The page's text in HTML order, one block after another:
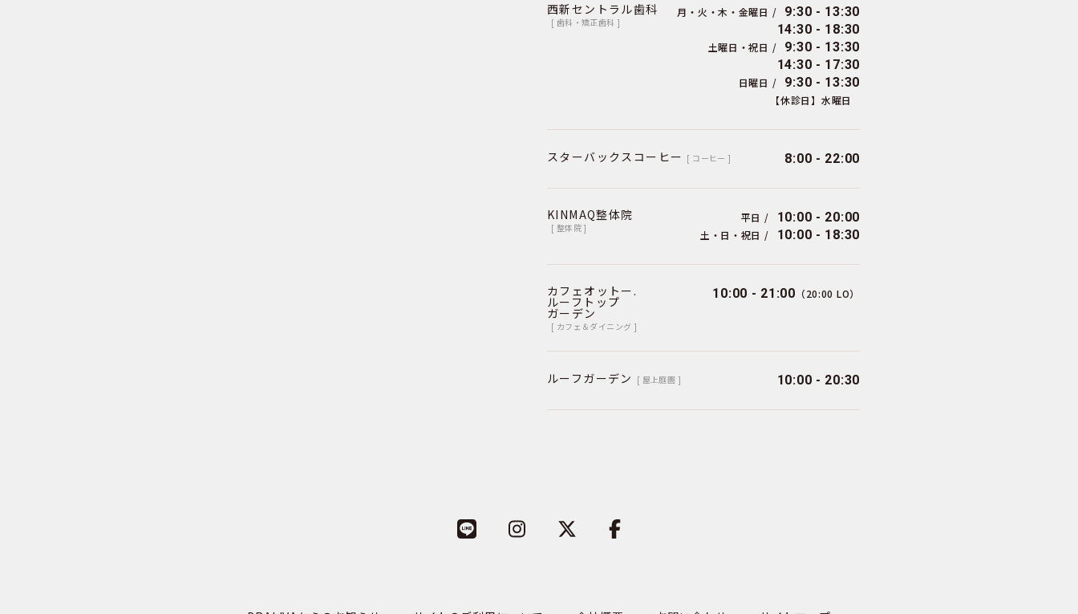
西新セントラル歯科
[ 歯科・矯正歯科 ]
月・火・木・金曜日 /
9:30 - 13:30
14:30 - 18:30
土曜日・祝日 /
9:30 - 13:30
14:30 - 17:30
日曜日 / 9:30 - 13:30
【休診日】水曜日
スターバックスコーヒー [ コーヒー ] 8:00 - 22:00
KINMAQ整体院
[ 整体院 ]
平日 / 10:00 - 20:00
土・日・祝日 / 10:00 - 18:30
カフェオットー.
ルーフトップ
ガーデン
[ カフェ＆ダイニング ]
10:00 - 21:00 （20:00 LO）
ルーフガーデン [ 屋上庭園 ] 10:00 - 20:30